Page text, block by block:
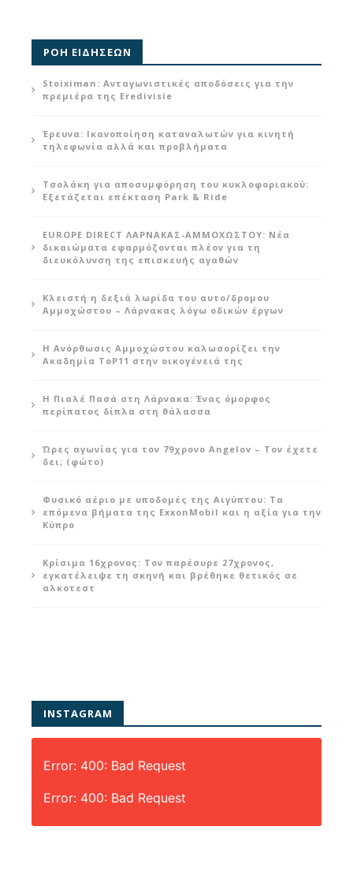
ΡΟΗ ΕΙΔΗΣΕΩΝ
Stoiximan: Ανταγωνιστικές αποδόσεις για την
πρεμιέρα της Eredivisie
Έρευνα: Ικανοποίηση καταναλωτών για κινητή
τηλεφωνία αλλά και προβλήματα
Τσολάκη για αποσυμφόρηση του κυκλοφοριακού:
Εξετάζεται επέκταση Park & Ride
EUROPE DIRECT ΛΑΡΝΑΚΑΣ-ΑΜΜΟΧΩΣΤΟΥ: Νέα
δικαιώματα εφαρμόζονται πλέον για τη
διευκόλυνση της επισκευής αγαθών
Κλειστή η δεξιά λωρίδα του αυτο/δρομου
Αμμοχώστου – Λάρνακας λόγω οδικών έργων
Η Ανόρθωσις Αμμοχώστου καλωσορίζει την
Ακαδημία ToP11 στην οικογένειά της
Η Πιαλέ Πασά στη Λάρνακα: Ένας όμορφος
περίπατος δίπλα στη θάλασσα
Ώρες αγωνίας για τον 79χρονο Angelov – Τον έχετε
δει; (φώτο)
Φυσικό αέριο με υποδομές της Αιγύπτου: Τα
επόμενα βήματα της ExxonMobil και η αξία για την
Κύπρο
Κρίσιμα 16χρονος: Τον παρέσυρε 27χρονος,
εγκατέλειψε τη σκηνή και βρέθηκε θετικός σε
αλκοτεστ
INSTAGRAM
Error: 400: Bad Request
Error: 400: Bad Request